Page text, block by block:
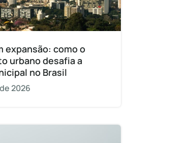
expansão: como o
urbano desafia a
no Brasil
2026